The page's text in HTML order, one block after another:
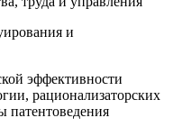
и
эффективности
рационализаторских
патентоведения